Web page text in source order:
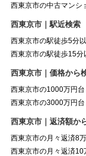
西東京市の中古マンシ
西東京市｜駅近検索
西東京市の駅徒歩5分
西東京市の駅徒歩15分
西東京市｜価格から
西東京市の1000万円台
西東京市の3000万円台
西東京市｜返済額か
西東京市の月々返済8
西東京市の月々返済10